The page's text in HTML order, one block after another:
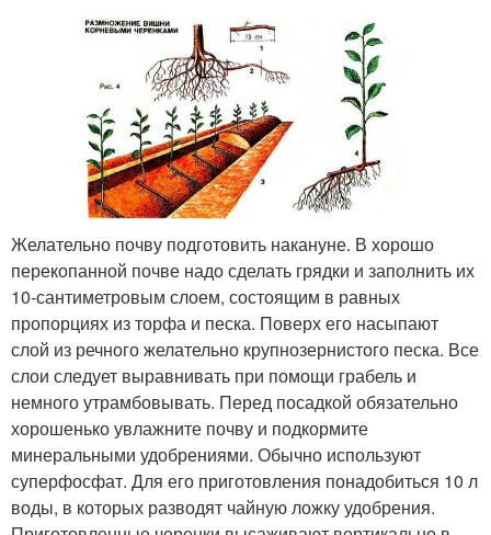
Желательно почву подготовить накануне. В хорошо
перекопанной почве надо сделать грядки и заполнить их
10-сантиметровым слоем, состоящим в равных
пропорциях из торфа и песка. Поверх его насыпают
слой из речного желательно крупнозернистого песка. Все
слои следует выравнивать при помощи грабель и
немного утрамбовывать. Перед посадкой обязательно
хорошенько увлажните почву и подкормите
минеральными удобрениями. Обычно используют
суперфосфат. Для его приготовления понадобиться 10 л
воды, в которых разводят чайную ложку удобрения.